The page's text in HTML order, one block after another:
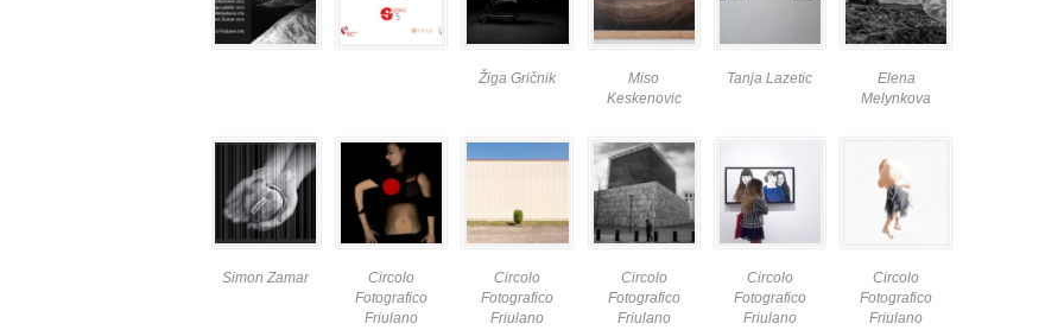
Žiga Gričnik
Miso
Keskenovic
Tanja Lazetic
Elena
Melynkova
Simon Zamar
Circolo
Fotografico
Friulano
Circolo
Fotografico
Friulano
Circolo
Fotografico
Friulano
Circolo
Fotografico
Friulano
Circolo
Fotografico
Friulano